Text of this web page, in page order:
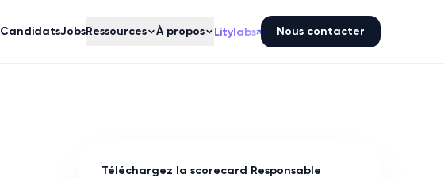
CandidatsJobsRessources À propos Litylabs↗ Nous contacter
Téléchargez la scorecard Responsable